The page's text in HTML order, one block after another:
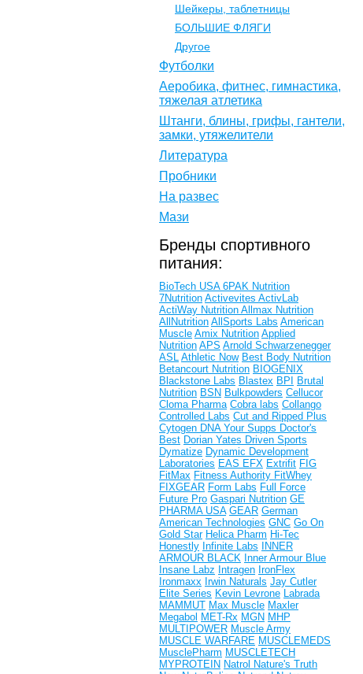
Шейкеры, таблетницы
БОЛЬШИЕ ФЛЯГИ
Другое
Футболки
Аеробика, фитнес, гимнастика,
тяжелая атлетика
Штанги, блины, грифы, гантели,
замки, утяжелители
Литература
Пробники
На развес
Мази
Бренды спортивного
питания:
BioTech USA 6PAK Nutrition
7Nutrition Activevites ActivLab
ActiWay Nutrition Allmax Nutrition
AllNutrition AllSports Labs American
Muscle Amix Nutrition Applied
Nutrition APS Arnold Schwarzenegger
ASL Athletic Now Best Body Nutrition
Betancourt Nutrition BIOGENIX
Blackstone Labs Blastex BPI
Brutal
Nutrition BSN Bulkpowders Cellucor
Cloma Pharma Cobra labs Collango
Controlled Labs Cut and Ripped Plus
Cytogen DNA Your Supps Doctor's
Best Dorian Yates Driven Sports
Dymatize Dynamic Development
Laboratories EAS EFX Extrifit FIG
FitMax Fitness Authority FitWhey
FIXGEAR Form Labs Full Force
Future Pro Gaspari Nutrition GE
PHARMA USA GEAR German
American Technologies GNC Go On
Gold Star Helica Pharm Hi-Tec
Honestly Infinite Labs
INNER
ARMOUR BLACK Inner Armour Blue
Insane Labz Intragen IronFlex
Ironmaxx Irwin Naturals Jay Cutler
Elite Series Kevin Levrone Labrada
MAMMUT Max Muscle Maxler
Megabol MET-Rx MGN MHP
MULTIPOWER Muscle Army
MUSCLE WARFARE MUSCLEMEDS
MusclePharm MUSCLETECH
MYPROTEIN Natrol Nature's Truth